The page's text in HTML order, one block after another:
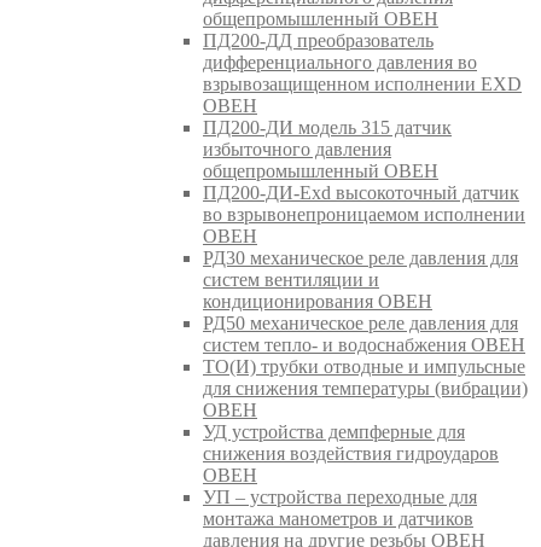
общепромышленный ОВЕН
ПД200-ДД преобразователь
дифференциального давления во
взрывозащищенном исполнении EXD
ОВЕН
ПД200-ДИ модель 315 датчик
избыточного давления
общепромышленный ОВЕН
ПД200-ДИ-Exd высокоточный датчик
во взрывонепроницаемом исполнении
ОВЕН
РД30 механическое реле давления для
систем вентиляции и
кондиционирования ОВЕН
РД50 механическое реле давления для
систем тепло- и водоснабжения ОВЕН
ТО(И) трубки отводные и импульсные
для снижения температуры (вибрации)
ОВЕН
УД устройства демпферные для
снижения воздействия гидроударов
ОВЕН
УП – устройства переходные для
монтажа манометров и датчиков
давления на другие резьбы ОВЕН